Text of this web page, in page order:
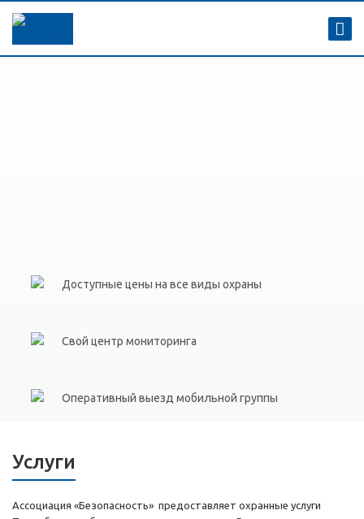
Доступные цены на все виды охраны
Свой центр мониторинга
Оперативный выезд мобильной группы
Услуги
Ассоциация «Безопасность» предоставляет охранные услуги